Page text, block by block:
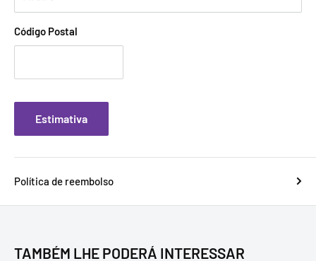
Código Postal
Estimativa
Política de reembolso
TAMBÉM LHE PODERÁ INTERESSAR